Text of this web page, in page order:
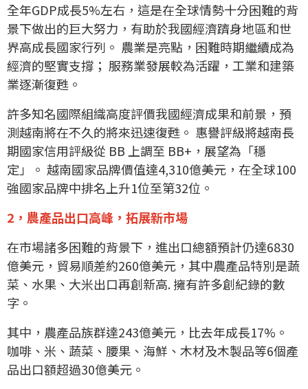
全年GDP成長5%左右，這是在全球情勢十分困難的背
景下做出的巨大努力，有助於我國經濟躋身地區和世
界高成長國家行列。 農業是亮點，困難時期繼續成為
經濟的堅實支撐； 服務業發展較為活躍，工業和建築
業逐漸復甦。
許多知名國際組織高度評價我國經濟成果和前景，預
測越南將在不久的將來迅速復甦。 惠譽評級將越南長
期國家信用評級從 BB 上調至 BB+，展望為「穩
定」。 越南國家品牌價值達4,310億美元，在全球100
強國家品牌中排名上升1位至第32位。
2，農產品出口高峰，拓展新市場
在市場諸多困難的背景下，進出口總額預計仍達6830
億美元，貿易順差約260億美元，其中農產品特別是蔬
菜、水果、大米出口再創新高. 擁有許多創紀錄的數
字。
其中，農產品族群達243億美元，比去年成長17%。
咖啡、米、蔬菜、腰果、海鮮、木材及木製品等6個產
品出口額超過30億美元。